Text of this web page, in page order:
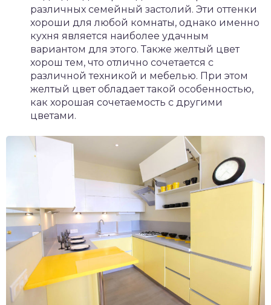
различных семейный застолий. Эти оттенки
хороши для любой комнаты, однако именно
кухня является наиболее удачным
вариантом для этого. Также желтый цвет
хорош тем, что отлично сочетается с
различной техникой и мебелью. При этом
желтый цвет обладает такой особенностью,
как хорошая сочетаемость с другими
цветами.